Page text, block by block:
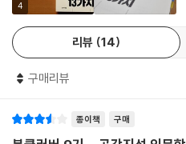
4
리뷰 14
구매리뷰
종이책 구매